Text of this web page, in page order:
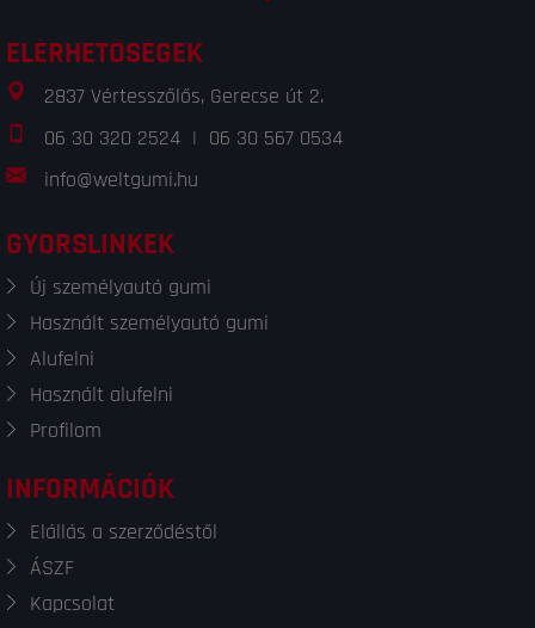
ELÉRHETŐSÉGEK
2837 Vértesszőlős, Gerecse út 2.
06 30 320 2524 | 06 30 567 0534
info@weltgumi.hu
GYORSLINKEK
Új személyautó gumi
Használt személyautó gumi
Alufelni
Használt alufelni
Profilom
INFORMÁCIÓK
Elállás a szerződéstől
ÁSZF
Kapcsolat